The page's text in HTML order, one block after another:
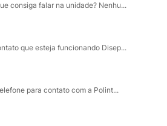
consiga falar na unidade? Nenhu...
que esteja funcionando Disep...
para contato com a Polint...